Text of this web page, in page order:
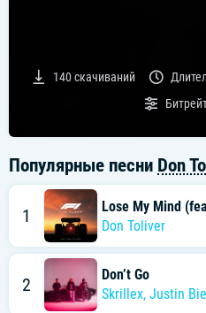
140скачиваний
Популярные песни Don
1
Lose My Mind
Don Toliver
2
Don’t Go
Skrillex, Justin